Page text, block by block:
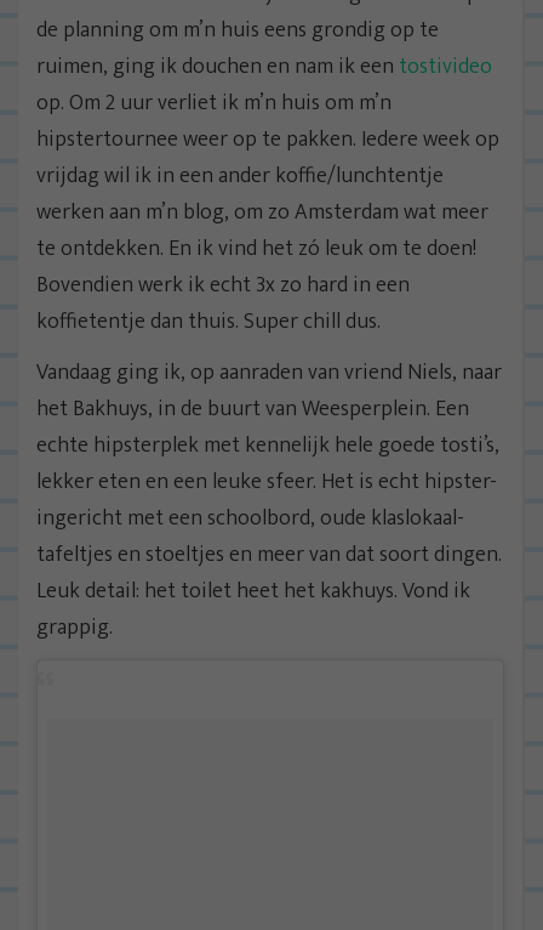
de planning om m’n huis eens grondig op te
ruimen, ging ik douchen en nam ik een tostivideo
op. Om 2 uur verliet ik m’n huis om m’n
hipstertournee weer op te pakken. Iedere week op
vrijdag wil ik in een ander koffie/lunchtentje
werken aan m’n blog, om zo Amsterdam wat meer
te ontdekken. En ik vind het zó leuk om te doen!
Bovendien werk ik echt 3x zo hard in een
koffietentje dan thuis. Super chill dus.
Vandaag ging ik, op aanraden van vriend Niels, naar
het Bakhuys, in de buurt van Weesperplein. Een
echte hipsterplek met kennelijk hele goede tosti’s,
lekker eten en een leuke sfeer. Het is echt hipster-
ingericht met een schoolbord, oude klaslokaal-
tafeltjes en stoeltjes en meer van dat soort dingen.
Leuk detail: het toilet heet het kakhuys. Vond ik
grappig.